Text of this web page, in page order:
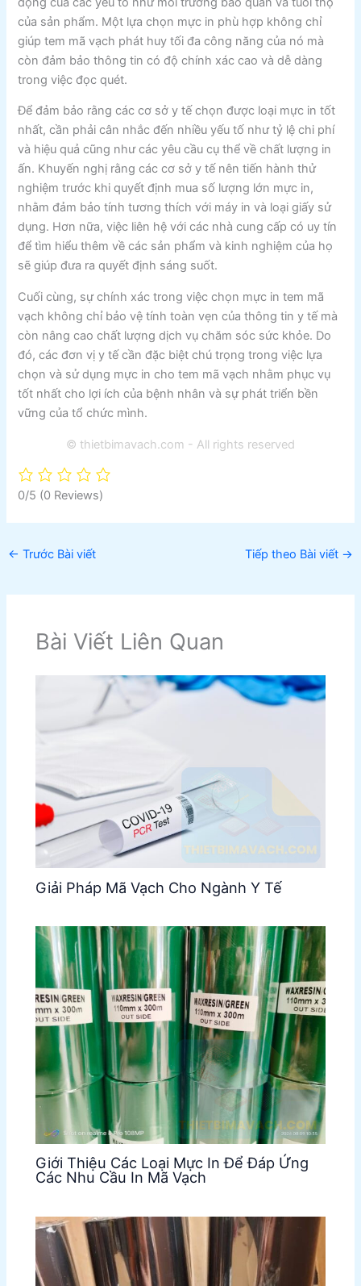
của sản phẩm. Một lựa chọn mực in phù hợp không chỉ
giúp tem mã vạch phát huy tối đa công năng của nó mà
còn đảm bảo thông tin có độ chính xác cao và dễ dàng
trong việc đọc quét.
Để đảm bảo rằng các cơ sở y tế chọn được loại mực in tốt
nhất, cần phải cân nhắc đến nhiều yếu tố như tỷ lệ chi phí
và hiệu quả cũng như các yêu cầu cụ thể về chất lượng in
ấn. Khuyến nghị rằng các cơ sở y tế nên tiến hành thử
nghiệm trước khi quyết định mua số lượng lớn mực in,
nhằm đảm bảo tính tương thích với máy in và loại giấy sử
dụng. Hơn nữa, việc liên hệ với các nhà cung cấp có uy tín
để tìm hiểu thêm về các sản phẩm và kinh nghiệm của họ
sẽ giúp đưa ra quyết định sáng suốt.
Cuối cùng, sự chính xác trong việc chọn mực in tem mã
vạch không chỉ bảo vệ tính toàn vẹn của thông tin y tế mà
còn nâng cao chất lượng dịch vụ chăm sóc sức khỏe. Do
đó, các đơn vị y tế cần đặc biệt chú trọng trong việc lựa
chọn và sử dụng mực in cho tem mã vạch nhằm phục vụ
tốt nhất cho lợi ích của bệnh nhân và sự phát triển bền
vững của tổ chức mình.
© thietbimavach.com - All rights reserved
0/5 (0 Reviews)
← Trước Bài viết Tiếp theo Bài viết →
Bài Viết Liên Quan
Giải Pháp Mã Vạch Cho Ngành Y Tế
Giới Thiệu Các Loại Mực In Để Đáp Ứng
Các Nhu Cầu In Mã Vạch